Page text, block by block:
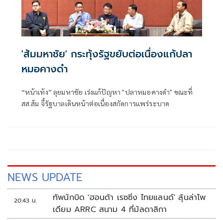
'ส้มมหาชัย' กระทุ้งรัฐขยับต่อเนื่องแก้ปลา
หมอคางดำ
“หน้าเท้ง” ลุยมหาชัย เร่งแก้ปัญหา "ปลาหมอคางดำ" ขณะที่
สส.ส้ม จี้รัฐบาลเดินหน้าต่อเนื่องสกัดการแพร่ระบาด
NEWS UPDATE
20:43 น.
ทัพนักบิด 'ฮอนด้า เรซซิ่ง ไทยแลนด์' ลุ้นล่าโพ
เดียม ARRC สนาม 4 ที่มัลดาลิกา